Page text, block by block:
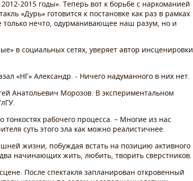
2015 годы». Теперь вот к борьбе с наркоманией
«Дурь» готовится к постановке как раз в рамках
нечто, одурманивающее наш разум, но и
в социальных сетях, уверяет автор инсценировки
«НГ» Александр. - Ничего надуманного в них нет.
Анатольевич Морозов. В экспериментальном
рабочего процесса. – Многие из нас
суть этого зла как можно реалистичнее.
жизни, побуждая встать на позицию активного
начинающих жить, любить, творить сверстников.
После спектакля запланирован откровенный